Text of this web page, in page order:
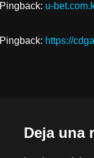
Pingback: u-
Pingback: https://
Deja una